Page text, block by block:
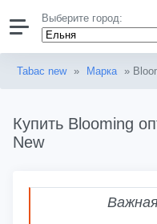
Выберите город:
Tabac new » Марка »
Купить Blooming
New